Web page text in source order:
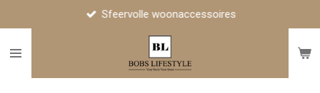
naar
Sfeervolle woonaccessoires